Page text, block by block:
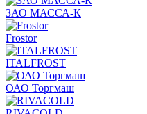
ЗАО МАССА-К
Frostor
ITALFROST
ОАО Торгмаш